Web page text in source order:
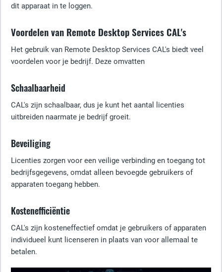
dit apparaat in te loggen.
Voordelen van Remote Desktop Services CAL's
Het gebruik van Remote Desktop Services CAL's biedt veel
voordelen voor je bedrijf. Deze omvatten
Schaalbaarheid
CAL's zijn schaalbaar, dus je kunt het aantal licenties
uitbreiden naarmate je bedrijf groeit.
Beveiliging
Licenties zorgen voor een veilige verbinding en toegang tot
bedrijfsgegevens, omdat alleen bevoegde gebruikers of
apparaten toegang hebben.
Kostenefficiëntie
CAL's zijn kosteneffectief omdat je gebruikers of apparaten
individueel kunt licenseren in plaats van voor allemaal te
betalen.